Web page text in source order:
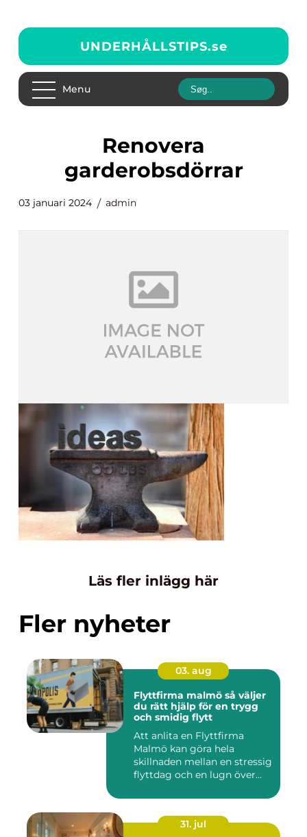
UNDERHÅLLSTIPS.se
Menu
renovera
garderobsdörrar
03 januari 2024 admin
Läs fler inlägg här
Fler nyheter
03. aug
Flyttfirma malmö så väljer
du rätt hjälp för en trygg
och smidig flytt
Att anlita en Flyttfirma
Malmö kan göra hela
skillnaden mellan en stressig
flyttdag och en lugn över...
31. jul